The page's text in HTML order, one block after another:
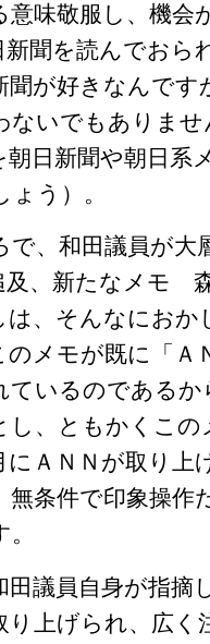
意味敬服し、機会
新聞を読んでおら
聞が好きなんです
ないでもありま
朝日新聞や朝日系
う）。
、和田議員が大
及、新たなメモ
は、そんなにお
のメモが既に「Ａ
ているのである
し、ともかくこ
にＡＮＮが取り上
無条件で印象操作
議員自身が指摘
り上げられ、広く